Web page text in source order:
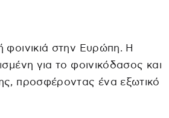
φοινικιά στην Ευρώπη. Η
για το φοινικόδασος και
προσφέροντας ένα εξωτικό